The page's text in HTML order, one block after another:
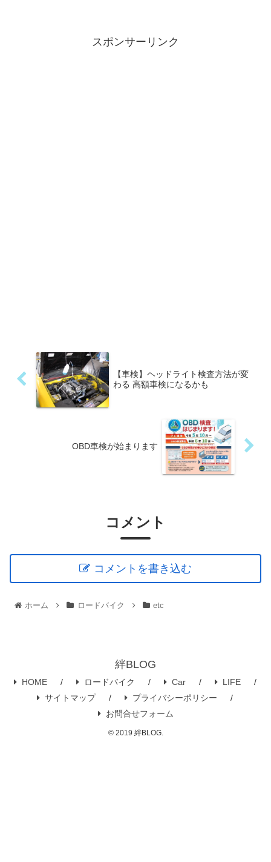
スポンサーリンク
【車検】ヘッドライト検査方法が変
わる 高額車検になるかも
OBD車検が始まります
コメント
コメントを書き込む
ホーム ロードバイク etc
絆BLOG
HOME ロードバイク Car
LIFE
サイトマップ
プライバシーポリシー
お問合せフォーム
© 2019 絆BLOG.